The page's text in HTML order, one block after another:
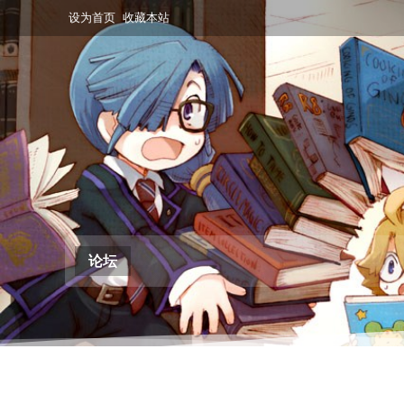
设为首页 收藏本站
论坛